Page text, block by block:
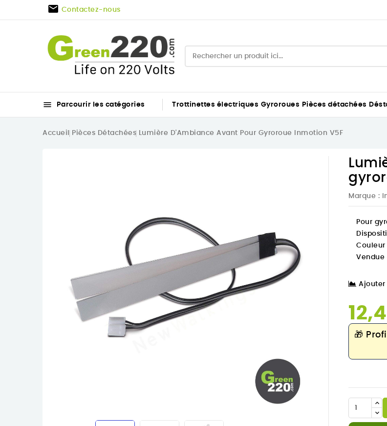
 Contactez-nous
 Parcourir les catégories Trottinettes électriques Gyroroues Pièces détachées
Accueil Pièces Détachées Lumière D'Ambiance Avant Pour Gyroroue Inmotion V5F

Marque :
Pour
Couleur
Vendue
Ajouter
🎁